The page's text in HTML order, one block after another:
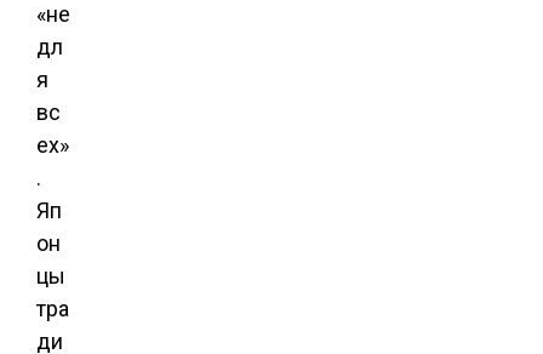
«не
дл
я
вс
ех»
.
Яп
он
цы
тра
ди